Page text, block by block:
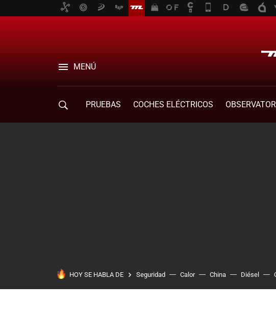
MENÚ
PRUEBAS COCHES ELÉCTRICOS
HOY SE HABLA DE Seguridad Calor China Diésel